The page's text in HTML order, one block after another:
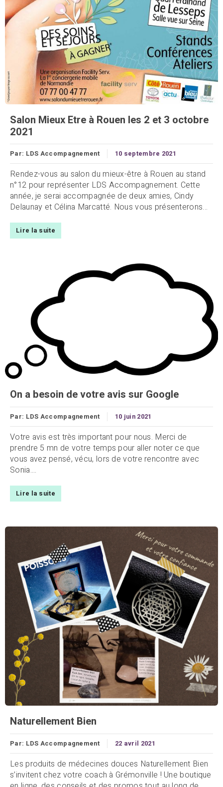
Salon Mieux Etre à Rouen les 2 et 3 octobre
2021
Par: LDS Accompagnement 10 septembre 2021
Rendez-vous au salon du mieux-être à Rouen au stand
n°12 pour représenter LDS Accompagnement. Cette
année, je serai accompagnée de deux amies, Cindy
Delaunay et Célina Marcatté. Nous vous présenterons...
Lire la suite
On a besoin de votre avis sur Google
Par: LDS Accompagnement 10 juin 2021
Votre avis est très important pour nous. Merci de
prendre 5 mn de votre temps pour aller noter ce que
vous avez pensé, vécu, lors de votre rencontre avec
Sonia....
Lire la suite
Naturellement Bien
Par: LDS Accompagnement 22 avril 2021
Les produits de médecines douces Naturellement Bien
s’invitent chez votre coach à Grémonville ! Une boutique